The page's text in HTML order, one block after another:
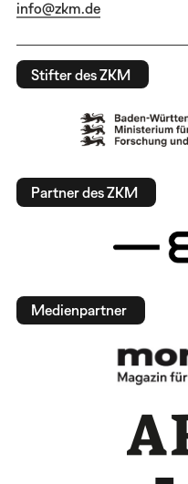
info@zkm.de
Stifter des ZKM
Partner des ZKM
Medienpartner